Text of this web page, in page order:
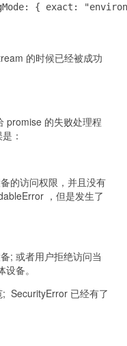
{ exact:
的时候已经被成功
promise 的失败处理程
：
的访问权限，并且没有
，但是发生了
; 或者用户拒绝访问当
备。
SecurityError 已经有了